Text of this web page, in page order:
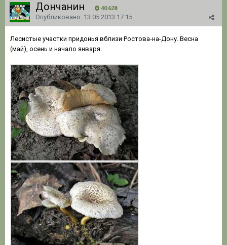
Дончанин 40 628
Опубликовано: 13.05.2013 17:15
Лесистые участки придонья вблизи Ростова-на-Дону. Весна
(май), осень и начало января.